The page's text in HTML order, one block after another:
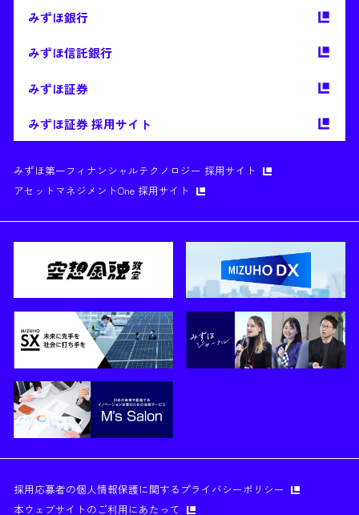
みずほ銀行
みずほ信託銀行
みずほ証券
みずほ証券 採用サイト
みずほ第一フィナンシャルテクノロジー 採用サイト
アセットマネジメントOne 採用サイト
採用応募者の個人情報保護に関するプライバシーポリシー
本ウェブサイトのご利用にあたって